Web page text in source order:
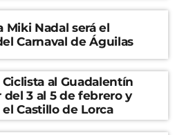
Miki Nadal será el
Carnaval de Águilas
al Guadalentín
3 al 5 de febrero y
Castillo de Lorca